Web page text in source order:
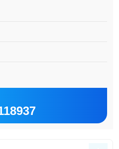
机电路的分支电路保护。Eato